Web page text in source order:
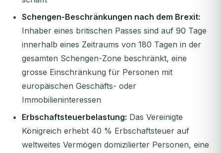
Schengen-Beschränkungen nach dem Brexit:
Inhaber eines britischen Passes sind auf 90 Tage
innerhalb eines Zeitraums von 180 Tagen in der
gesamten Schengen-Zone beschränkt, eine
grosse Einschränkung für Personen mit
europäischen Geschäfts- oder
Immobilieninteressen
Erbschaftsteuerbelastung: Das Vereinigte
Königreich erhebt 40 % Erbschaftsteuer auf
weltweites Vermögen domizilierter Personen, eine